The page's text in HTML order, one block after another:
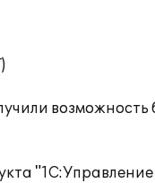
возможность